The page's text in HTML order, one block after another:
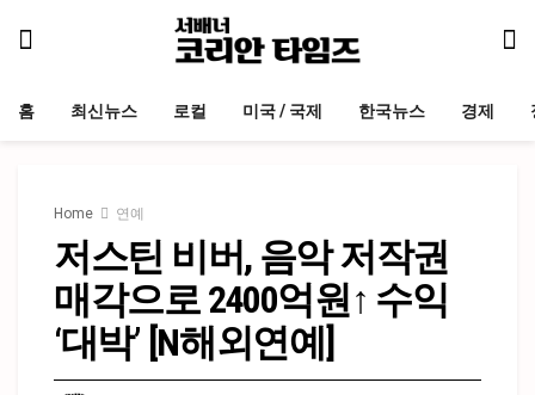
홈 최신뉴스 로컬 미국 / 국제 한국뉴스 경제
Home 연예
저스틴 비버, 음악 저작권
매각으로 2400억원↑ 수익
‘대박’ [N해외연예]